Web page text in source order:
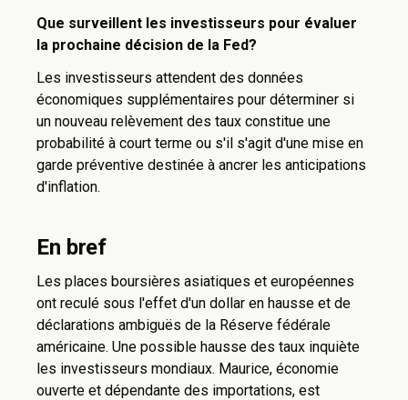
En bref
Les places boursières asiatiques et européennes
ont reculé sous l'effet d'un dollar en hausse et de
déclarations ambiguës de la Réserve fédérale
américaine. Une possible hausse des taux inquiète
les investisseurs mondiaux. Maurice, économie
ouverte et dépendante des importations, est
Que surveillent les investisseurs pour évaluer
la prochaine décision de la Fed?
Les investisseurs attendent des données
économiques supplémentaires pour déterminer si
un nouveau relèvement des taux constitue une
probabilité à court terme ou s'il s'agit d'une mise en
garde préventive destinée à ancrer les anticipations
d'inflation.